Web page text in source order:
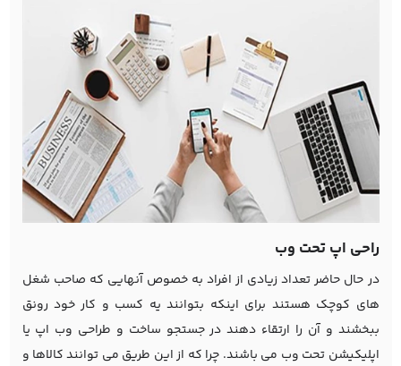
راحی اپ تحت وب
در حال حاضر تعداد زیادی از افراد به خصوص آنهایی که صاحب شغل
های کوچک هستند برای اینکه بتوانند یه کسب و کار خود رونق
ببخشند و آن را ارتقاء دهند در جستجو ساخت و طراحی وب اپ یا
اپلیکیشن تحت وب می باشند. چرا که از این طریق می توانند کالاها و